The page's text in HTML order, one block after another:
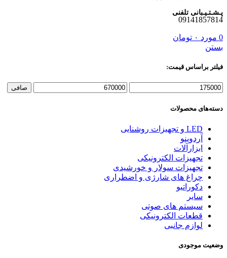
پـشـتـیـبانی تلفنی
09141857814
0 مورد ۰ تومان
بستن
فیلتر براساس قیمت:
حداقل
حداكثر
صافی
دسته‌های محصولات
LED و تجهیزات روشنایی
آردوینو
ابزارآلات
تجهیزات الکترونیکی
تجهیزات سولار و خورشیدی
چراغ های شارژی و اضطراری
دکوراتیو
سایر
سیستم های صوتی
قطعات الکترونیکی
لوازم جانبی
وضعیت موجودی